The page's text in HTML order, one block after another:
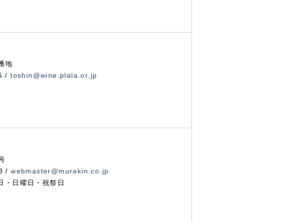
地
/toshin@wine.plala.or.jp
/webmaster@murakin.co.jp
日曜日・祝祭日